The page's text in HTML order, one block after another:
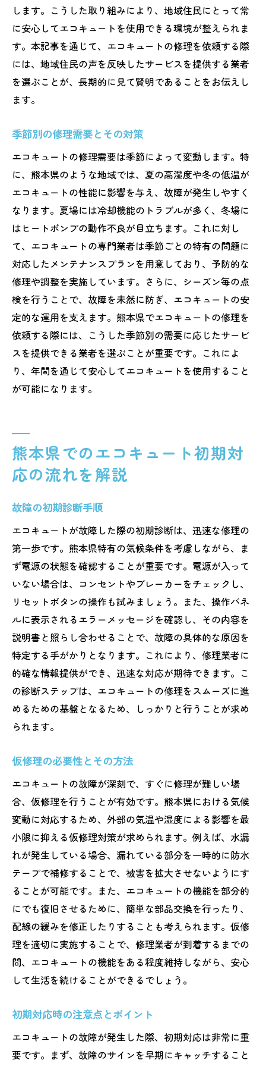
します。こうした取り組みにより、地域住民にとって常
に安心してエコキュートを使用できる環境が整えられま
す。本記事を通じて、エコキュートの修理を依頼する際
には、地域住民の声を反映したサービスを提供する業者
を選ぶことが、長期的に見て賢明であることをお伝えし
ます。
季節別の修理需要とその対策
エコキュートの修理需要は季節によって変動します。特
に、熊本県のような地域では、夏の高湿度や冬の低温が
エコキュートの性能に影響を与え、故障が発生しやすく
なります。夏場には冷却機能のトラブルが多く、冬場に
はヒートポンプの動作不良が目立ちます。これに対し
て、エコキュートの専門業者は季節ごとの特有の問題に
対応したメンテナンスプランを用意しており、予防的な
修理や調整を実施しています。さらに、シーズン毎の点
検を行うことで、故障を未然に防ぎ、エコキュートの安
定的な運用を支えます。熊本県でエコキュートの修理を
依頼する際には、こうした季節別の需要に応じたサービ
スを提供できる業者を選ぶことが重要です。これによ
り、年間を通じて安心してエコキュートを使用すること
が可能になります。
熊本県でのエコキュート初期対
応の流れを解説
故障の初期診断手順
エコキュートが故障した際の初期診断は、迅速な修理の
第一歩です。熊本県特有の気候条件を考慮しながら、ま
ず電源の状態を確認することが重要です。電源が入って
いない場合は、コンセントやブレーカーをチェックし、
リセットボタンの操作も試みましょう。また、操作パネ
ルに表示されるエラーメッセージを確認し、その内容を
説明書と照らし合わせることで、故障の具体的な原因を
特定する手がかりとなります。これにより、修理業者に
的確な情報提供ができ、迅速な対応が期待できます。こ
の診断ステップは、エコキュートの修理をスムーズに進
めるための基盤となるため、しっかりと行うことが求め
られます。
仮修理の必要性とその方法
エコキュートの故障が深刻で、すぐに修理が難しい場
合、仮修理を行うことが有効です。熊本県における気候
変動に対応するため、外部の気温や湿度による影響を最
小限に抑える仮修理対策が求められます。例えば、水漏
れが発生している場合、漏れている部分を一時的に防水
テープで補修することで、被害を拡大させないようにす
ることが可能です。また、エコキュートの機能を部分的
にでも復旧させるために、簡単な部品交換を行ったり、
配線の緩みを修正したりすることも考えられます。仮修
理を適切に実施することで、修理業者が到着するまでの
間、エコキュートの機能をある程度維持しながら、安心
して生活を続けることができるでしょう。
初期対応時の注意点とポイント
エコキュートの故障が発生した際、初期対応は非常に重
要です。まず、故障のサインを早期にキャッチすること